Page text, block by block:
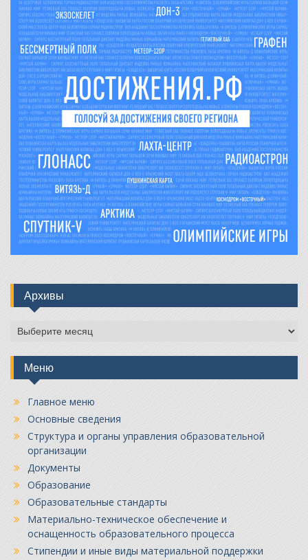
Архивы
Архивы
Меню
Главное меню
Основные сведения
Структура и органы управления образовательной
организации
Документы
Образование
Образовательные стандарты
Материально-техническое обеспечение и
оснащенность образовательного процесса
Стипендии и иные виды материальной поддержки